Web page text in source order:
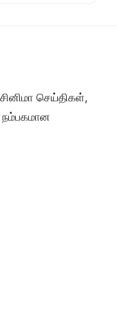
செய்திகள்,